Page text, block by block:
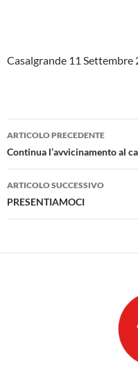
Casalgrande 11 Settembre
Navigazione
articolo
ARTICOLO PRECEDENTE
Continua l’avvicinamento al
ARTICOLO SUCCESSIVO
PRESENTIAMOCI